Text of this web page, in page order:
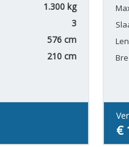
1.300 kg
3
576 cm
210 cm
€